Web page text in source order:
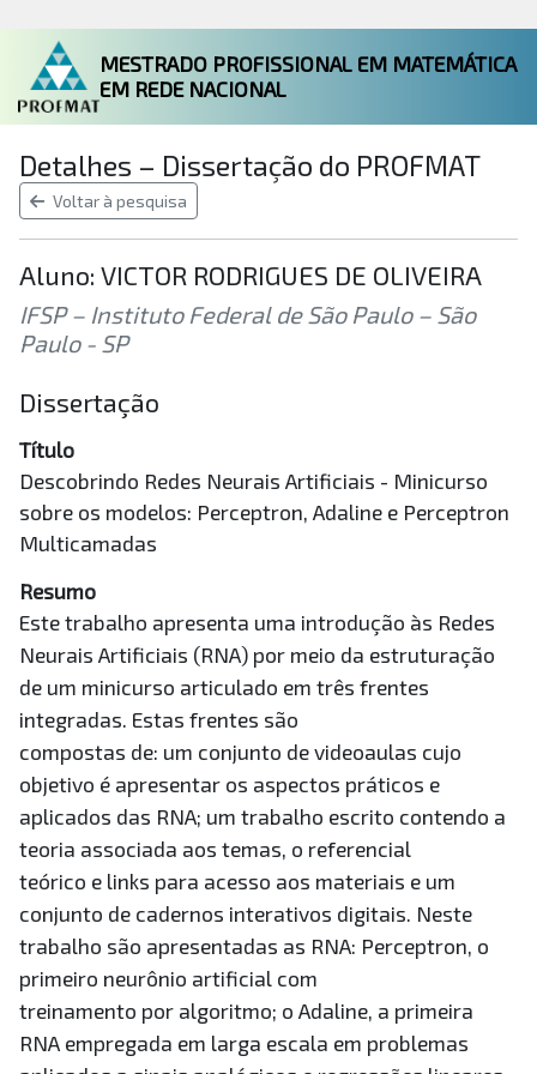
MESTRADO PROFISSIONAL EM MATEMÁTICA
EM REDE NACIONAL
Detalhes – Dissertação do PROFMAT
Voltar à pesquisa
Aluno: VICTOR RODRIGUES DE OLIVEIRA
IFSP – Instituto Federal de São Paulo – São
Paulo - SP
Dissertação
Título
Descobrindo Redes Neurais Artificiais - Minicurso
sobre os modelos: Perceptron, Adaline e Perceptron
Multicamadas
Resumo
Este trabalho apresenta uma introdução às Redes
Neurais Artificiais (RNA) por meio da estruturação
de um minicurso articulado em três frentes
integradas. Estas frentes são
compostas de: um conjunto de videoaulas cujo
objetivo é apresentar os aspectos práticos e
aplicados das RNA; um trabalho escrito contendo a
teoria associada aos temas, o referencial
teórico e links para acesso aos materiais e um
conjunto de cadernos interativos digitais. Neste
trabalho são apresentadas as RNA: Perceptron, o
primeiro neurônio artificial com
treinamento por algoritmo; o Adaline, a primeira
RNA empregada em larga escala em problemas